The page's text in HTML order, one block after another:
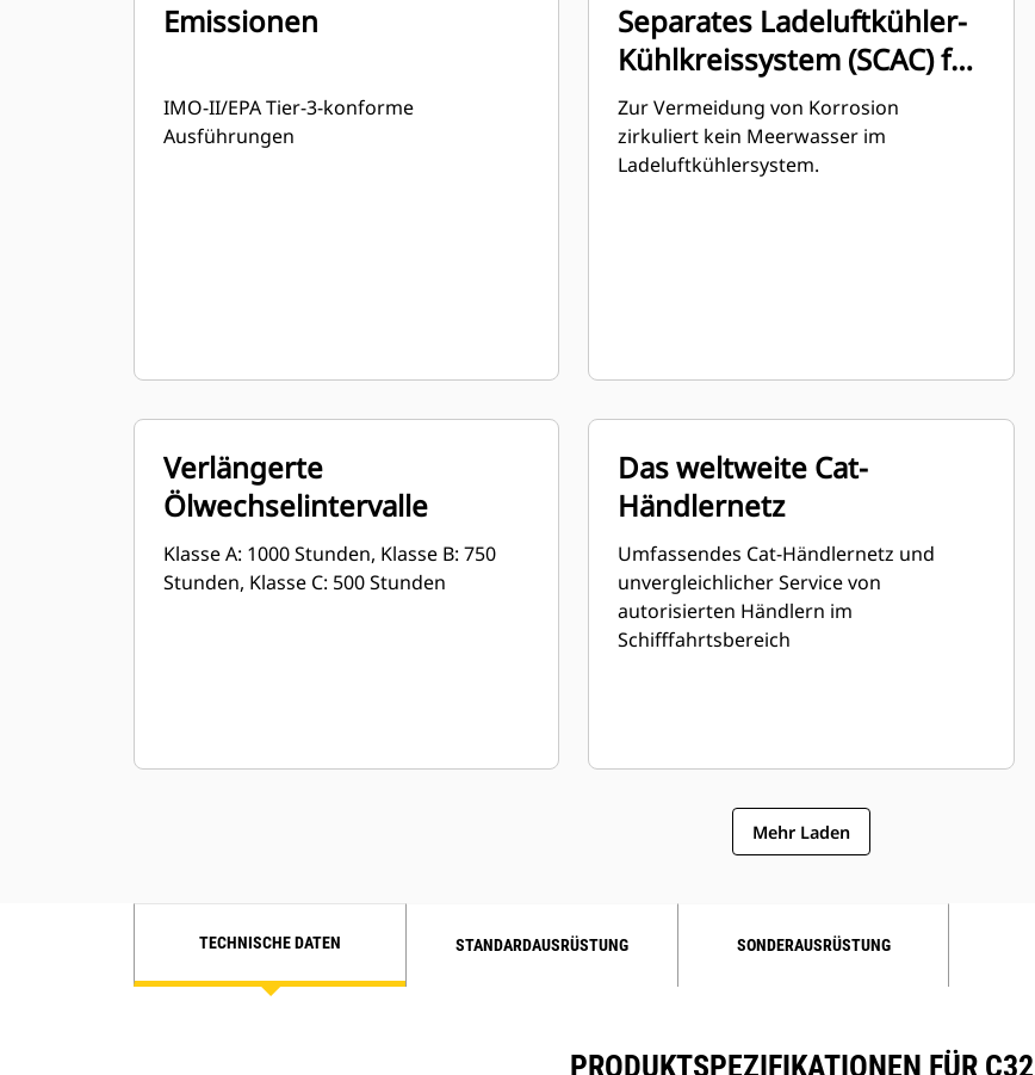
Emissionen
IMO-II/EPA Tier-3-konforme
Ausführungen
Separates Ladeluftkühler-
Kühlkreissystem (SCAC) für
die Klassen A–C
Zur Vermeidung von Korrosion
zirkuliert kein Meerwasser im
Ladeluftkühlersystem.
Verlängerte
Ölwechselintervalle
Klasse A: 1000 Stunden, Klasse B: 750
Stunden, Klasse C: 500 Stunden
Das weltweite Cat-
Händlernetz
Umfassendes Cat-Händlernetz und
unvergleichlicher Service von
autorisierten Händlern im
Schifffahrtsbereich
Mehr Laden
TECHNISCHE DATEN STANDARDAUSRÜSTUNG SONDERAUSRÜSTUNG
PRODUKTSPEZIFIKATIONEN FÜR C32